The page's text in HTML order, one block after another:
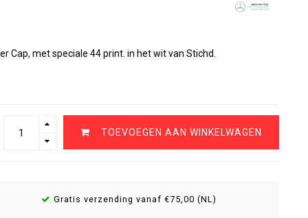
Cap, met speciale 44 print. in het wit van Stichd.
TOEVOEGEN AAN WINKELWAGEN
Gratis verzending vanaf €75,00 (NL)